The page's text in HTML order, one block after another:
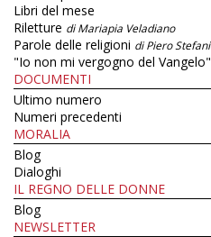
Libri del mese
Riletture di Mariapia Veladiano
Parole delle religioni di Piero Stefani
"Io non mi vergogno del Vangelo"
DOCUMENTI
Ultimo numero
Numeri precedenti
MORALIA
Blog
Dialoghi
IL REGNO DELLE DONNE
Blog
NEWSLETTER